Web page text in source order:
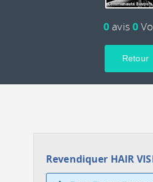
0 avis 0
Retour
Revendiquer HAIR